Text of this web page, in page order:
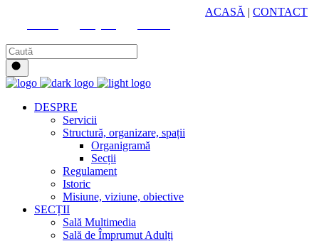
ACASĂ | CONTACT
DESPRE
Servicii
Structură, organizare, spații
Organigramă
Secții
Regulament
Istoric
Misiune, viziune, obiective
SECȚII
Sală Multimedia
Sală de Împrumut Adulți